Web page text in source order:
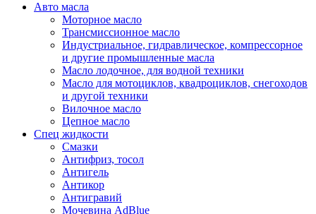
Авто масла
Моторное масло
Трансмиссионное масло
Индустриальное, гидравлическое, компрессорное
и другие промышленные масла
Масло лодочное, для водной техники
Масло для мотоциклов, квадроциклов, снегоходов
и другой техники
Вилочное масло
Цепное масло
Спец жидкости
Смазки
Антифриз, тосол
Антигель
Антикор
Антигравий
Мочевина AdBlue